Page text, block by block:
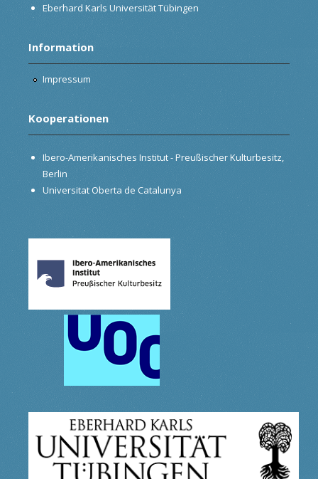
Eberhard Karls Universität Tübingen
Information
Impressum
Kooperationen
Ibero-Amerikanisches Institut - Preußischer Kulturbesitz,
Berlin
Universitat Oberta de Catalunya